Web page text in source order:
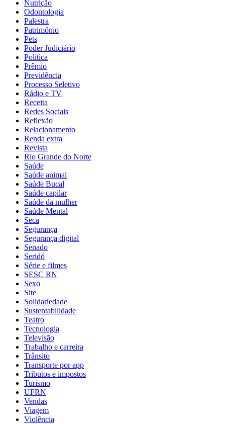
Nutrição
Odontologia
Palestra
Patrimônio
Pets
Poder Judiciário
Política
Prêmio
Previdência
Processo Seletivo
Rádio e TV
Receita
Redes Sociais
Reflexão
Relacionamento
Renda extra
Revista
Rio Grande do Norte
Saúde
Saúde animal
Saúde Bucal
Saúde capilar
Saúde da mulher
Saúde Mental
Seca
Segurança
Segurança digital
Senado
Seridó
Série e filmes
SESC RN
Sexo
Site
Solidariedade
Sustentabilidade
Teatro
Tecnologia
Televisão
Trabalho e carreira
Trânsito
Transporte por app
Tributos e impostos
Turismo
UFRN
Vendas
Viagem
Violência